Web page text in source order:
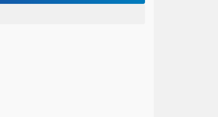
BNI Catat Fundamental Bisnis Kokoh di Bawah Danantara, Ditopang Pertumbuhan Kredit dan Kualitas Aset